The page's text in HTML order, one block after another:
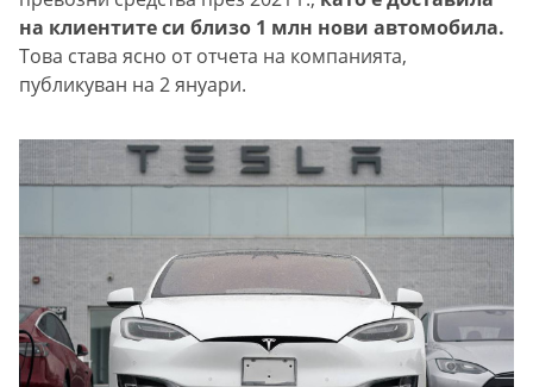
на клиентите си близо 1 млн нови автомобила.
Това става ясно от отчета на компанията,
публикуван на 2 януари.